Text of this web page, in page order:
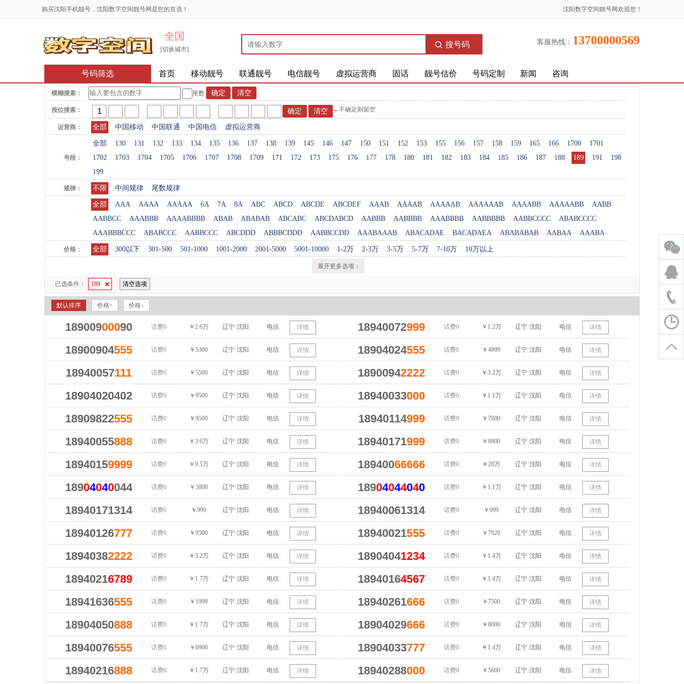
沈阳数字空间靓号网欢迎您！
购买沈阳手机靓号，沈阳数字空间靓号网是您的首选！
全国
[切换城市]
搜号码 客服热线： 13700000569
号码筛选 首页 移动靓号 联通靓号 电信靓号 虚拟运营商 固话 靓号估价 号码定制 新闻 咨询
模糊搜索： 尾数
按位搜索： ←不确定则留空
运营商： 全部 中国移动 中国联通 中国电信 虚拟运营商
号段：
全部 130 131 132 133 134 135 136 137 138 139 145 146 147 150 151 152 153 155 156 157 158 159 165 166 1700
1701
1702
1703 1704 1705 1706 1707 1708 1709 171 172 173 175 176 177 178 180 181 182 183 184 185 186 187 188 189 191
198
199
规律： 不限 中间规律 尾数规律
全部 AAA AAAA AAAAA 6A 7A 8A ABC ABCD ABCDE ABCDEF AAAB AAAAB AAAAAB AAAAAAB AAAABB AAAAABB
AABB
AABBCC
AAABBB AAAABBBB ABAB ABABAB ABCABC ABCDABCD AABBB AABBBB AAABBBB AABBBBB AABBCCCC
ABABCCCC
AAABBBCCC
ABABCCC AABBCCC ABCDDD ABBBCDDD AABBCCDD AAABAAAB ABACADAE BACADAEA ABABABAB AABAA AAABA
价格： 全部 300以下 301-500 501-1000 1001-2000 2001-5000 5001-10000 1-2万 2-3万 3-5万 5-7万 7-10万 10万以上
展开更多选项 ↓
已选条件： 189 清空选项
默认排序 价格↑ 价格↓
18900900090 话费0 ￥2.6万 辽宁·沈阳 电信 详情 18940072999 话费0 ￥1.2万 辽宁·沈阳 电信 详情
18900904555 话费0 ￥5300 辽宁·沈阳 电信 详情 18904024555 话费0 ￥4999 辽宁·沈阳 电信 详情
18940057111 话费0 ￥5500 辽宁·沈阳 电信 详情 18900942222 话费0 ￥3.2万 辽宁·沈阳 电信 详情
18904020402 话费0 ￥9500 辽宁·沈阳 电信 详情 18940033000 话费0 ￥1.1万 辽宁·沈阳 电信 详情
18909822555 话费0 ￥9500 辽宁·沈阳 电信 详情 18940114999 话费0 ￥7800 辽宁·沈阳 电信 详情
18940055888 话费0 ￥3.6万 辽宁·沈阳 电信 详情 18940171999 话费0 ￥8800 辽宁·沈阳 电信 详情
18940159999 话费0 ￥9.5万 辽宁·沈阳 电信 详情 18940066666 话费0 ￥28万 辽宁·沈阳 电信 详情
18904040044 话费0 ￥3800 辽宁·沈阳 电信 详情 18904044040 话费0 ￥1.1万 辽宁·沈阳 电信 详情
18940171314 话费0 ￥999 辽宁·沈阳 电信 详情 18940061314 话费0 ￥999 辽宁·沈阳 电信 详情
18940126777 话费0 ￥9500 辽宁·沈阳 电信 详情 18940021555 话费0 ￥7920 辽宁·沈阳 电信 详情
18940382222 话费0 ￥3.2万 辽宁·沈阳 电信 详情 18904041234 话费0 ￥1.4万 辽宁·沈阳 电信 详情
18940216789 话费0 ￥1.7万 辽宁·沈阳 电信 详情 18940164567 话费0 ￥1.4万 辽宁·沈阳 电信 详情
18941636555 话费0 ￥1999 辽宁·沈阳 电信 详情 18940261666 话费0 ￥7500 辽宁·沈阳 电信 详情
18904050888 话费0 ￥1.7万 辽宁·沈阳 电信 详情 18904029666 话费0 ￥8000 辽宁·沈阳 电信 详情
18940076555 话费0 ￥8900 辽宁·沈阳 电信 详情 18904033777 话费0 ￥1.4万 辽宁·沈阳 电信 详情
18940216888 话费0 ￥1.7万 辽宁·沈阳 电信 详情 18940288000 话费0 ￥5600 辽宁·沈阳 电信 详情